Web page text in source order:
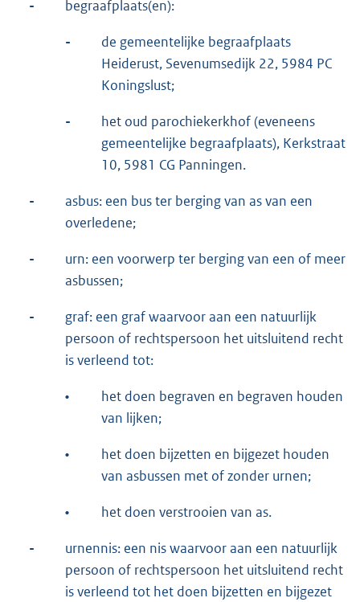
- begraafplaats(en):
-
de gemeentelijke begraafplaats
Heiderust, Sevenumsedijk 22, 5984 PC
Koningslust;
-
het oud parochiekerkhof (eveneens
gemeentelijke begraafplaats), Kerkstraat
10, 5981 CG Panningen.
-
asbus: een bus ter berging van as van een
overledene;
-
urn: een voorwerp ter berging van een of meer
asbussen;
-
graf: een graf waarvoor aan een natuurlijk
persoon of rechtspersoon het uitsluitend recht
is verleend tot:
•
het doen begraven en begraven houden
van lijken;
•
het doen bijzetten en bijgezet houden
van asbussen met of zonder urnen;
• het doen verstrooien van as.
-
urnennis: een nis waarvoor aan een natuurlijk
persoon of rechtspersoon het uitsluitend recht
is verleend tot het doen bijzetten en bijgezet